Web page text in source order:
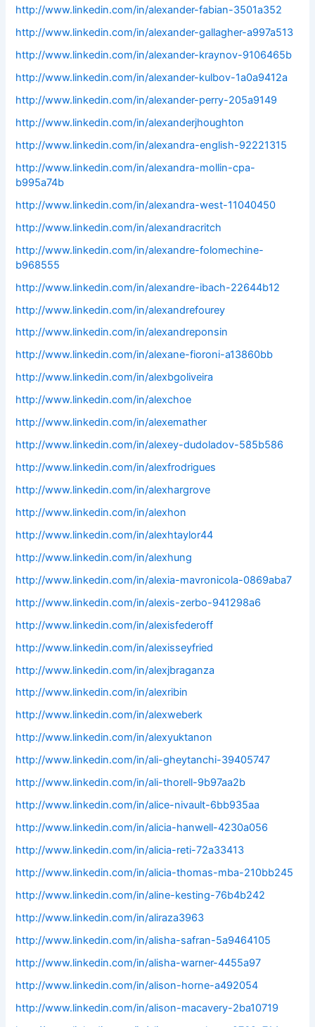
http://www.linkedin.com/in/alexander-fabian-3501a352
http://www.linkedin.com/in/alexander-gallagher-a997a513
http://www.linkedin.com/in/alexander-kraynov-9106465b
http://www.linkedin.com/in/alexander-kulbov-1a0a9412a
http://www.linkedin.com/in/alexander-perry-205a9149
http://www.linkedin.com/in/alexanderjhoughton
http://www.linkedin.com/in/alexandra-english-92221315
http://www.linkedin.com/in/alexandra-mollin-cpa-
b995a74b
http://www.linkedin.com/in/alexandra-west-11040450
http://www.linkedin.com/in/alexandracritch
http://www.linkedin.com/in/alexandre-folomechine-
b968555
http://www.linkedin.com/in/alexandre-ibach-22644b12
http://www.linkedin.com/in/alexandrefourey
http://www.linkedin.com/in/alexandreponsin
http://www.linkedin.com/in/alexane-fioroni-a13860bb
http://www.linkedin.com/in/alexbgoliveira
http://www.linkedin.com/in/alexchoe
http://www.linkedin.com/in/alexemather
http://www.linkedin.com/in/alexey-dudoladov-585b586
http://www.linkedin.com/in/alexfrodrigues
http://www.linkedin.com/in/alexhargrove
http://www.linkedin.com/in/alexhon
http://www.linkedin.com/in/alexhtaylor44
http://www.linkedin.com/in/alexhung
http://www.linkedin.com/in/alexia-mavronicola-0869aba7
http://www.linkedin.com/in/alexis-zerbo-941298a6
http://www.linkedin.com/in/alexisfederoff
http://www.linkedin.com/in/alexisseyfried
http://www.linkedin.com/in/alexjbraganza
http://www.linkedin.com/in/alexribin
http://www.linkedin.com/in/alexweberk
http://www.linkedin.com/in/alexyuktanon
http://www.linkedin.com/in/ali-gheytanchi-39405747
http://www.linkedin.com/in/ali-thorell-9b97aa2b
http://www.linkedin.com/in/alice-nivault-6bb935aa
http://www.linkedin.com/in/alicia-hanwell-4230a056
http://www.linkedin.com/in/alicia-reti-72a33413
http://www.linkedin.com/in/alicia-thomas-mba-210bb245
http://www.linkedin.com/in/aline-kesting-76b4b242
http://www.linkedin.com/in/aliraza3963
http://www.linkedin.com/in/alisha-safran-5a9464105
http://www.linkedin.com/in/alisha-warner-4455a97
http://www.linkedin.com/in/alison-horne-a492054
http://www.linkedin.com/in/alison-macavery-2ba10719